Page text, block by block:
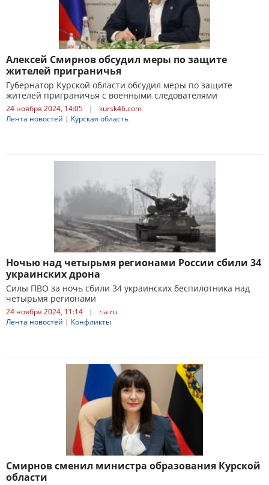
Алексей Смирнов обсудил меры по защите
жителей приграничья
Губернатор Курской области обсудил меры по защите
жителей приграничья с военными следователями
24 ноября 2024, 14:05 |
kursk46.com
Лента новостей | Курская область
Ночью над четырьмя регионами России сбили 34
украинских дрона
Силы ПВО за ночь сбили 34 украинских беспилотника над
четырьмя регионами
24 ноября 2024, 11:14 |
ria.ru
Лента новостей | Конфликты
Смирнов сменил министра образования Курской
области